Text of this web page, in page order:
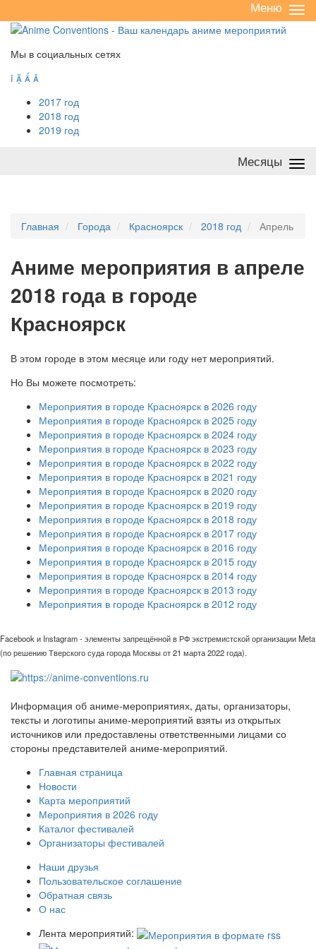
/
Меню
Мы в социальных сетях
   
2017 год
2018 год
2019 год
Месяцы
Главная Города Красноярск 2018 год Апрель
Аниме мероприятия в апреле
2018 года в городе
Красноярск
В этом городе в этом месяце или году нет мероприятий.
Но Вы можете посмотреть:
Мероприятия в городе Красноярск в 2026 году
Мероприятия в городе Красноярск в 2025 году
Мероприятия в городе Красноярск в 2024 году
Мероприятия в городе Красноярск в 2023 году
Мероприятия в городе Красноярск в 2022 году
Мероприятия в городе Красноярск в 2021 году
Мероприятия в городе Красноярск в 2020 году
Мероприятия в городе Красноярск в 2019 году
Мероприятия в городе Красноярск в 2018 году
Мероприятия в городе Красноярск в 2017 году
Мероприятия в городе Красноярск в 2016 году
Мероприятия в городе Красноярск в 2015 году
Мероприятия в городе Красноярск в 2014 году
Мероприятия в городе Красноярск в 2013 году
Мероприятия в городе Красноярск в 2012 году
Facebook и Instagram - элементы запрещённой в РФ экстремистской организации Meta
(по решению Тверского суда города Москвы от 21 марта 2022 года).
Информация об аниме-мероприятиях, даты, организаторы,
тексты и логотипы аниме-мероприятий взяты из открытых
источников или предоставлены ответственными лицами со
стороны представителей аниме-мероприятий.
Главная страница
Новости
Карта мероприятий
Мероприятия в 2026 году
Каталог фестивалей
Организаторы фестивалей
Наши друзья
Пользовательское соглашение
Обратная связь
О нас
Лента мероприятий: